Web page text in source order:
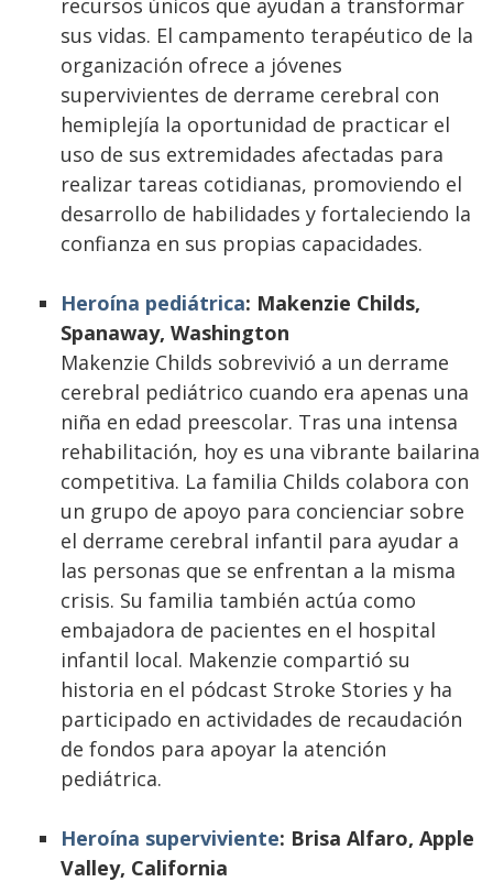
recursos únicos que ayudan a transformar
sus vidas. El campamento terapéutico de la
organización ofrece a jóvenes
supervivientes de derrame cerebral con
hemiplejía la oportunidad de practicar el
uso de sus extremidades afectadas para
realizar tareas cotidianas, promoviendo el
desarrollo de habilidades y fortaleciendo la
confianza en sus propias capacidades.
Heroína pediátrica: Makenzie Childs,
Spanaway, Washington
Makenzie Childs sobrevivió a un derrame
cerebral pediátrico cuando era apenas una
niña en edad preescolar. Tras una intensa
rehabilitación, hoy es una vibrante bailarina
competitiva. La familia Childs colabora con
un grupo de apoyo para concienciar sobre
el derrame cerebral infantil para ayudar a
las personas que se enfrentan a la misma
crisis. Su familia también actúa como
embajadora de pacientes en el hospital
infantil local. Makenzie compartió su
historia en el pódcast Stroke Stories y ha
participado en actividades de recaudación
de fondos para apoyar la atención
pediátrica.
Heroína superviviente: Brisa Alfaro, Apple
Valley, California